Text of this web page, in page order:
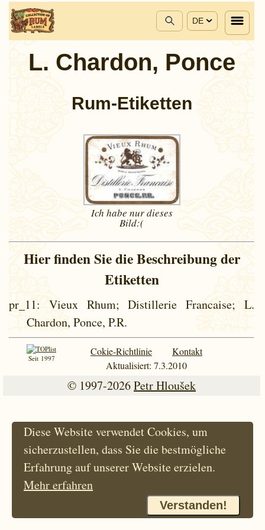
DE
L. Chardon, Ponce
Rum-Etiketten
Ich habe nur dieses
Bild:(
Hier finden Sie die Beschreibung der
Etiketten
pr_11: Vieux Rhum; Distillerie Francaise; L.
Chardon, Ponce, P.R.
Seit 1997
Cokie-Richtlinie
Kontakt
Aktualisiert: 7.3.2010
© 1997-2026Petr Hloušek
Diese Website verwendet Cookies, um
sicherzustellen, dass Sie die bestmögliche
Erfahrung auf unserer Website erzielen.
Mehr erfahren
Verstanden!